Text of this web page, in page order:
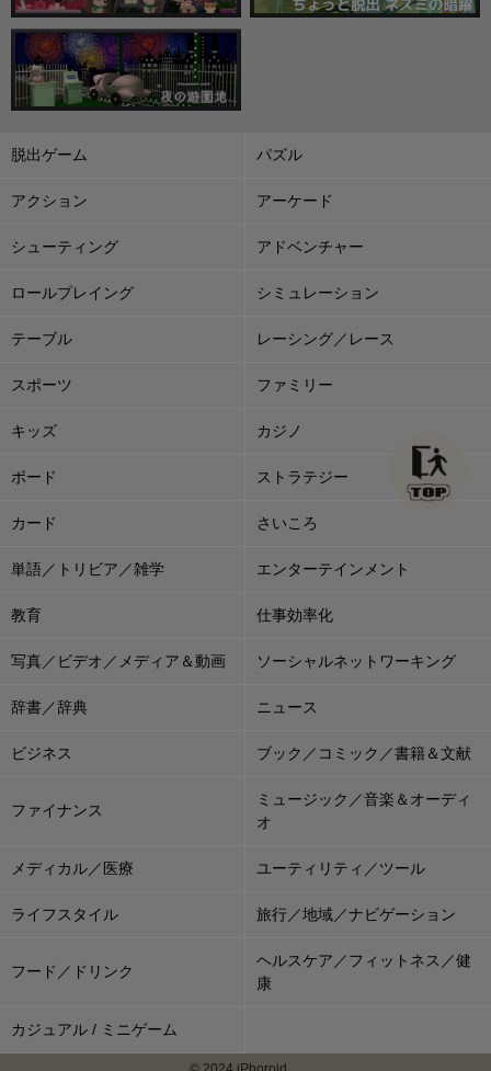
脱出ゲーム パズル
アクション アーケード
シューティング アドベンチャー
ロールプレイング シミュレーション
テーブル レーシング／レース
スポーツ ファミリー
キッズ カジノ
ボード ストラテジー
カード さいころ
単語／トリビア／雑学 エンターテインメント
教育 仕事効率化
写真／ビデオ／メディア＆動画 ソーシャルネットワーキング
辞書／辞典 ニュース
ビジネス ブック／コミック／書籍＆文献
ファイナンス
ミュージック／音楽＆オーディ
オ
メディカル／医療 ユーティリティ／ツール
ライフスタイル 旅行／地域／ナビゲーション
フード／ドリンク
ヘルスケア／フィットネス／健
康
カジュアル / ミニゲーム
© 2024 iPhoroid.